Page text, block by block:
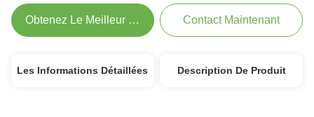
Obtenez Le Meilleur Prix Contact Maintenant
Les Informations Détaillées Description De Produit